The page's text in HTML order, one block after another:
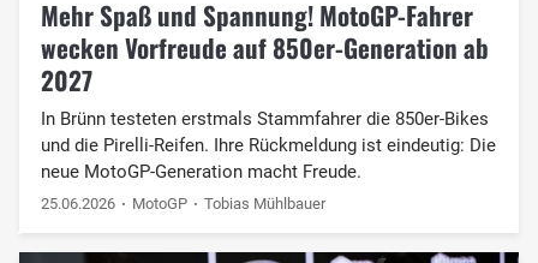
Mehr Spaß und Spannung! MotoGP-Fahrer
wecken Vorfreude auf 850er-Generation ab
2027
In Brünn testeten erstmals Stammfahrer die 850er-Bikes
und die Pirelli-Reifen. Ihre Rückmeldung ist eindeutig: Die
neue MotoGP-Generation macht Freude.
25.06.2026 MotoGP Tobias Mühlbauer